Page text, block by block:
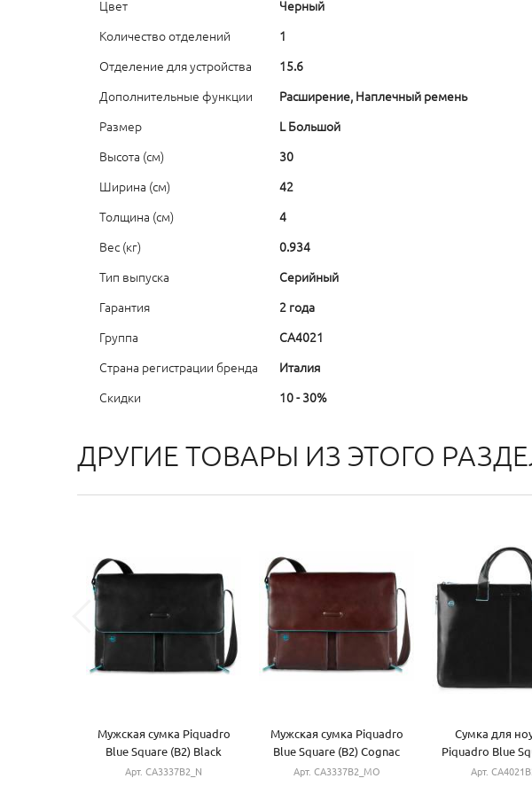
Цвет
Черный
Количество отделений
1
Отделение для устройства
15.6
Дополнительные функции
Расширение, Наплечный ремень
Размер
L Большой
Высота (см)
30
Ширина (см)
42
Толщина (см)
4
Вес (кг)
0.934
Тип выпуска
Серийный
Гарантия
2 года
Группа
CA4021
Страна регистрации бренда
Италия
Скидки
10 - 30%
ДРУГИЕ ТОВАРЫ ИЗ ЭТОГО
Мужская сумка Piquadro
Blue Square (B2) Black
CA3337B2_N
Арт. CA3337B2_N
Мужская сумка Piquadro
Blue Square (B2) Cognac
CA3337B2_MO
Арт. CA3337B2_MO
Cумка для
Piquadro Blue
Black
Арт.